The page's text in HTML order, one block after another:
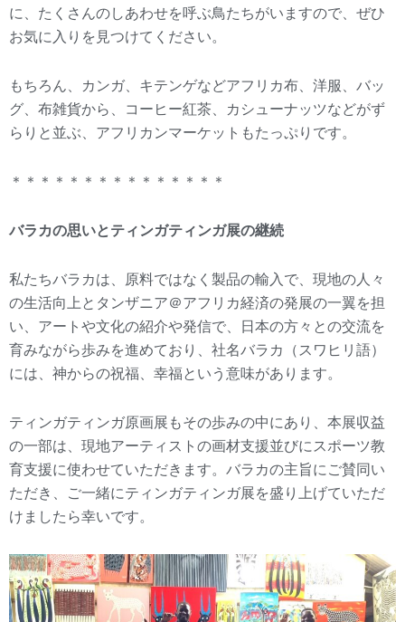
に、たくさんのしあわせを呼ぶ鳥たちがいますので、ぜひ
お気に入りを見つけてください。
もちろん、カンガ、キテンゲなどアフリカ布、洋服、バッ
グ、布雑貨から、コーヒー紅茶、カシューナッツなどがず
らりと並ぶ、アフリカンマーケットもたっぷりです。
＊＊＊＊＊＊＊＊＊＊＊＊＊＊＊
バラカの思いとティンガティンガ展の継続
私たちバラカは、原料ではなく製品の輸入で、現地の人々
の生活向上とタンザニア＠アフリカ経済の発展の一翼を担
い、アートや文化の紹介や発信で、日本の方々との交流を
育みながら歩みを進めており、社名バラカ（スワヒリ語）
には、神からの祝福、幸福という意味があります。
ティンガティンガ原画展もその歩みの中にあり、本展収益
の一部は、現地アーティストの画材支援並びにスポーツ教
育支援に使わせていただきます。バラカの主旨にご賛同い
ただき、ご一緒にティンガティンガ展を盛り上げていただ
けましたら幸いです。